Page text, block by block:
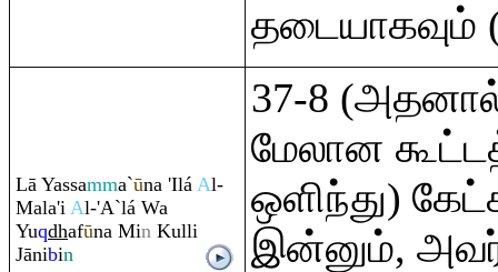
Lā Yassamma`ūna 'Ilá Al-
Mala'i Al-'A`lá Wa
Yuqdhafūna Min Kulli
Jānibin
37-8
மேலான
ஒளிந்து)
இன்னும்,